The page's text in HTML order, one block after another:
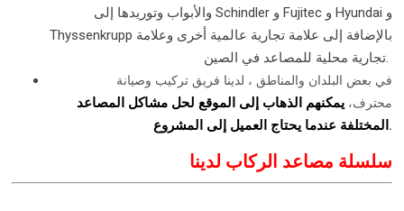
والأبواب وتوريدها إلى Schindler و Fujitec و Hyundai و
Thyssenkrupp بالإضافة إلى علامة تجارية عالمية أخرى وعلامة
تجارية محلية للمصاعد في الصين.
في بعض البلدان والمناطق ، لدينا فريق تركيب وصيانة
محترف،يمكنهم الذهاب إلى الموقع لحل مشاكل المصاعد
المختلفة عندما يحتاج العميل إلى المشروع .
سلسلة مصاعد الركاب لدينا